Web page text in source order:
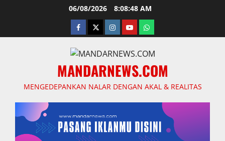
06/08/2026 8:08:49 AM
facebooktwitterinstagram.com
youtubewhatsapp
MANDARNEWS.COM
MENGEDEPANKAN NALAR DENGAN AKAL & REALITAS